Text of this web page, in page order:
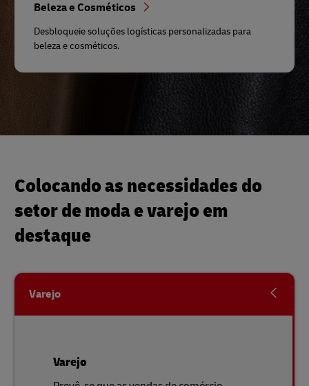
Beleza e Cosméticos
Desbloqueie soluções logísticas personalizadas para
beleza e cosméticos.
Colocando as necessidades do
setor de moda e varejo em
destaque
Varejo
Varejo